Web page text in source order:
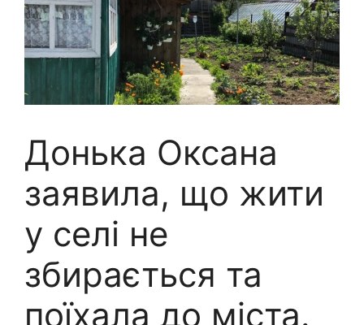
Донька Оксана
заявила, що жити
у селі не
збирається та
поїхала до міста.